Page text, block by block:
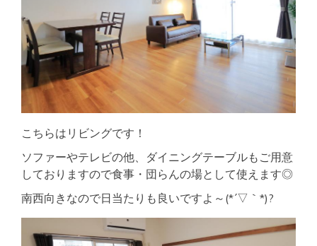
こちらはリビングです！
ソファーやテレビの他、ダイニングテーブルもご用意
しておりますので食事・団らんの場として使えます◎
南西向きなので日当たりも良いですよ～(*´▽｀*)?